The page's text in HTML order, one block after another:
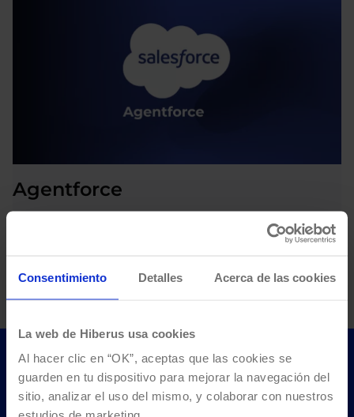
Consentimiento Detalles Acerca de las cookies
La web de Hiberus usa cookies
Al hacer clic en “OK”, aceptas que las cookies se
guarden en tu dispositivo para mejorar la navegación del
sitio, analizar el uso del mismo, y colaborar con nuestros
Agentforce
Sistema de agentes basados en inteligencia artificial que
apuesta por la automatización y autonomía de agentes
marketing con IA.
Trabajamos con las
tecnologías líderes del